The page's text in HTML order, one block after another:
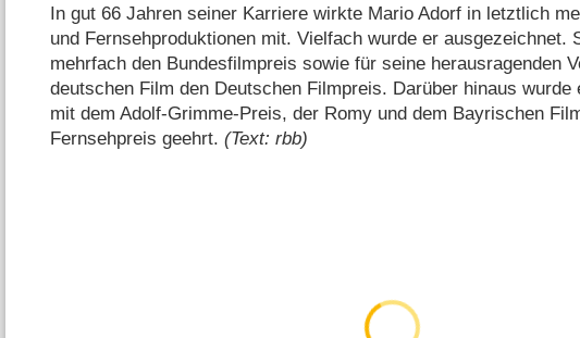
In gut 66 Jahren seiner Karriere wirkte Mario Adorf in letztlich
und Fernsehproduktionen mit. Vielfach wurde er ausgezeichnet.
mehrfach den Bundesfilmpreis sowie für seine herausragenden
deutschen Film den Deutschen Filmpreis. Darüber hinaus wurde
mit dem Adolf-Grimme-Preis, der Romy und dem Bayrischen
Fernsehpreis geehrt.(Text: rbb)